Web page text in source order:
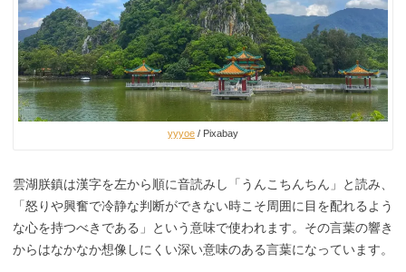
yyyoe / Pixabay
雲湖朕鎮は漢字を左から順に音読みし「うんこちんちん」と読み、
「怒りや興奮で冷静な判断ができない時こそ周囲に目を配れるよう
な心を持つべきである」という意味で使われます。その言葉の響き
からはなかなか想像しにくい深い意味のある言葉になっています。